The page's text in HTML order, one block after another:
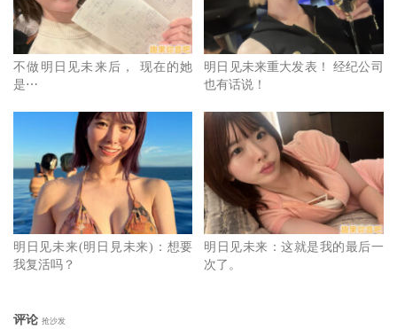
不做明日见未来后， 现在的她
是⋯
明日见未来重大发表！ 经纪公司
也有话说！
明日见未来(明日見未来)：想要
我复活吗？
明日见未来：这就是我的最后一
次了。
评论 抢沙发